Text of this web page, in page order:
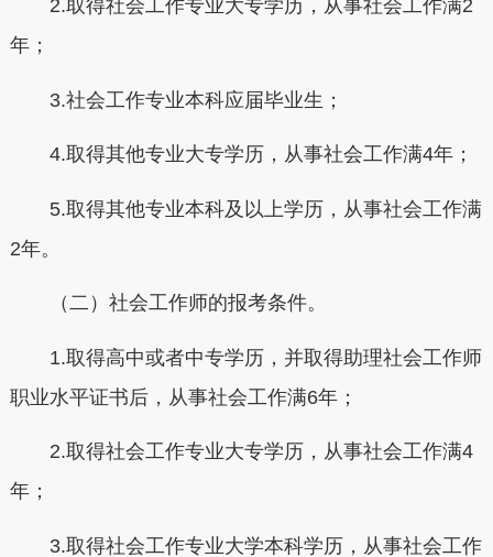
2.取得社会工作专业大专学历，从事社会工作满2
年；
3.社会工作专业本科应届毕业生；
4.取得其他专业大专学历，从事社会工作满4年；
5.取得其他专业本科及以上学历，从事社会工作满
2年。
（二）社会工作师的报考条件。
1.取得高中或者中专学历，并取得助理社会工作师
职业水平证书后，从事社会工作满6年；
2.取得社会工作专业大专学历，从事社会工作满4
年；
3.取得社会工作专业大学本科学历，从事社会工作